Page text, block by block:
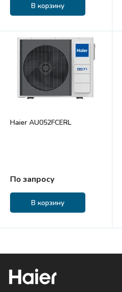
В корзину
Haier AU052FCERL
По запросу
В корзину